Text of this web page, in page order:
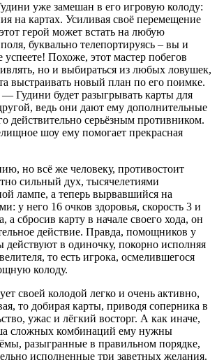
уже замешан в его игровую колоду:
на картах. Усиливая своё перемещение
герой может встать на любую
буквально телепортируясь – вы и
успеете! Похоже, этот мастер побегов
но и выбираться из любых ловушек,
выстраивать новый план по его поимке.
Гудини будет разыгрывать карты для
ведь они дают ему дополнительные
действительно серьёзным противником.
шоу ему помогает прекрасная
но всё же человеку, противостоит
сильный дух, тысячелетиями
лампе, а теперь вырвавшийся на
у него 16 очков здоровья, скорость 3 и
а сбросив карту в начале своего хода, он
действие. Правда, помощников у
в одиночку, покорно исполняя
то есть игрока, осмелившегося
колоду.
своей колодой легко и очень активно,
то добирая карты, приводя соперника в
ужас и лёгкий восторг. А как иначе,
сложных комбинаций ему нужны
разыгранные в правильном порядке,
исполненные три заветных желания.